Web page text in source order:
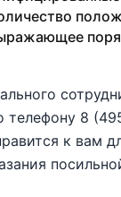
телефону 8
к вам